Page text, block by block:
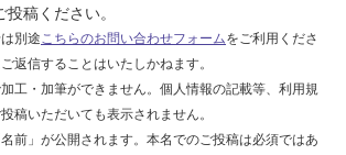
稿ください。
別途 こちらのお問い合わせフォームをご利用くださ
返信することはいたしかねます。
工・加筆ができません。個人情報の記載等、利用規
稿いただいても表示されません。
前」が公開されます。本名でのご投稿は必須ではあ